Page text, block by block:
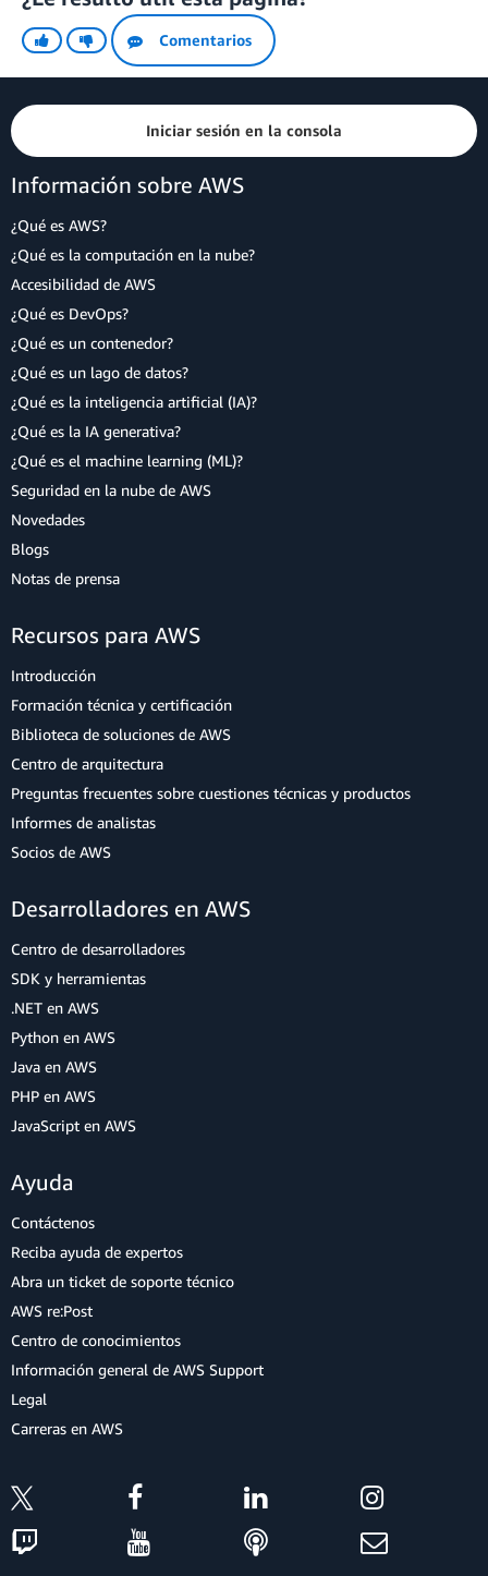
Comentarios
Iniciar sesión en la consola
Información sobre AWS
¿Qué es AWS?
¿Qué es la computación en la nube?
Accesibilidad de AWS
¿Qué es DevOps?
¿Qué es un contenedor?
¿Qué es un lago de datos?
¿Qué es la inteligencia artificial (IA)?
¿Qué es la IA generativa?
¿Qué es el machine learning (ML)?
Seguridad en la nube de AWS
Novedades
Blogs
Notas de prensa
Recursos para AWS
Introducción
Formación técnica y certificación
Biblioteca de soluciones de AWS
Centro de arquitectura
Preguntas frecuentes sobre cuestiones técnicas y productos
Informes de analistas
Socios de AWS
Desarrolladores en AWS
Centro de desarrolladores
SDK y herramientas
.NET en AWS
Python en AWS
Java en AWS
PHP en AWS
JavaScript en AWS
Ayuda
Contáctenos
Reciba ayuda de expertos
Abra un ticket de soporte técnico
AWS re:Post
Centro de conocimientos
Información general de AWS Support
Legal
Carreras en AWS